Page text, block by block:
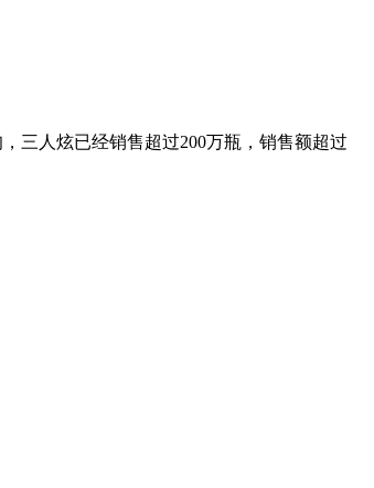
三人炫已经销售超过200万瓶，销售额超过